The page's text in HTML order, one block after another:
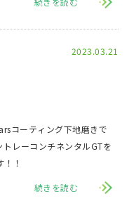
2023.03.21
続きを読む